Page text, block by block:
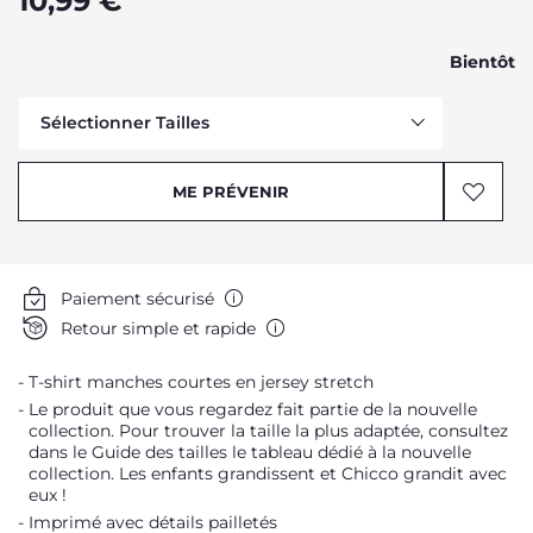
Bientôt
Sélectionner Tailles
Me prévenir
Me prévenir
Me prévenir
Me prévenir
Me prévenir
ME PRÉVENIR
Paiement sécurisé
Retour simple et rapide
T-shirt manches courtes en jersey stretch
Le produit que vous regardez fait partie de la nouvelle
collection. Pour trouver la taille la plus adaptée, consultez
dans le Guide des tailles le tableau dédié à la nouvelle
collection. Les enfants grandissent et Chicco grandit avec
eux !
Imprimé avec détails pailletés